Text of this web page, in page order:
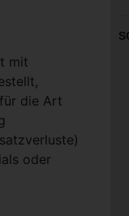
mit
die Art
oder